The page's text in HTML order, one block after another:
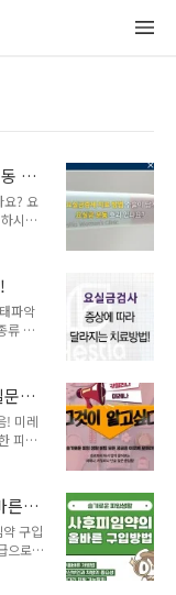
효
요? 요
시는
나타
, 치
무엇
이 답
요실
나오
요.하
파악
류 요
거 같
금이
본
. 요실
합니
기과
금인
들
! 미레
피임
많
금
임기
인 '피
다. 가
로바
른
구입
으로
게